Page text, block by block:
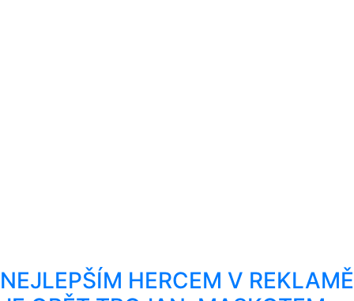
NEJLEPŠÍM HERCEM V REKLAMĚ